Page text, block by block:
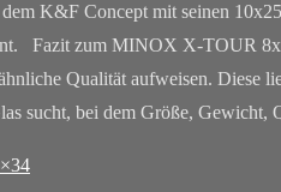
K&F Concept mit seinen
Fazit zum MINOX X-TOUR
Qualität aufweisen. Diese
sucht, bei dem Größe,